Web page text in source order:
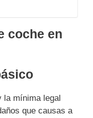
coche en
la mínima legal
que causas a